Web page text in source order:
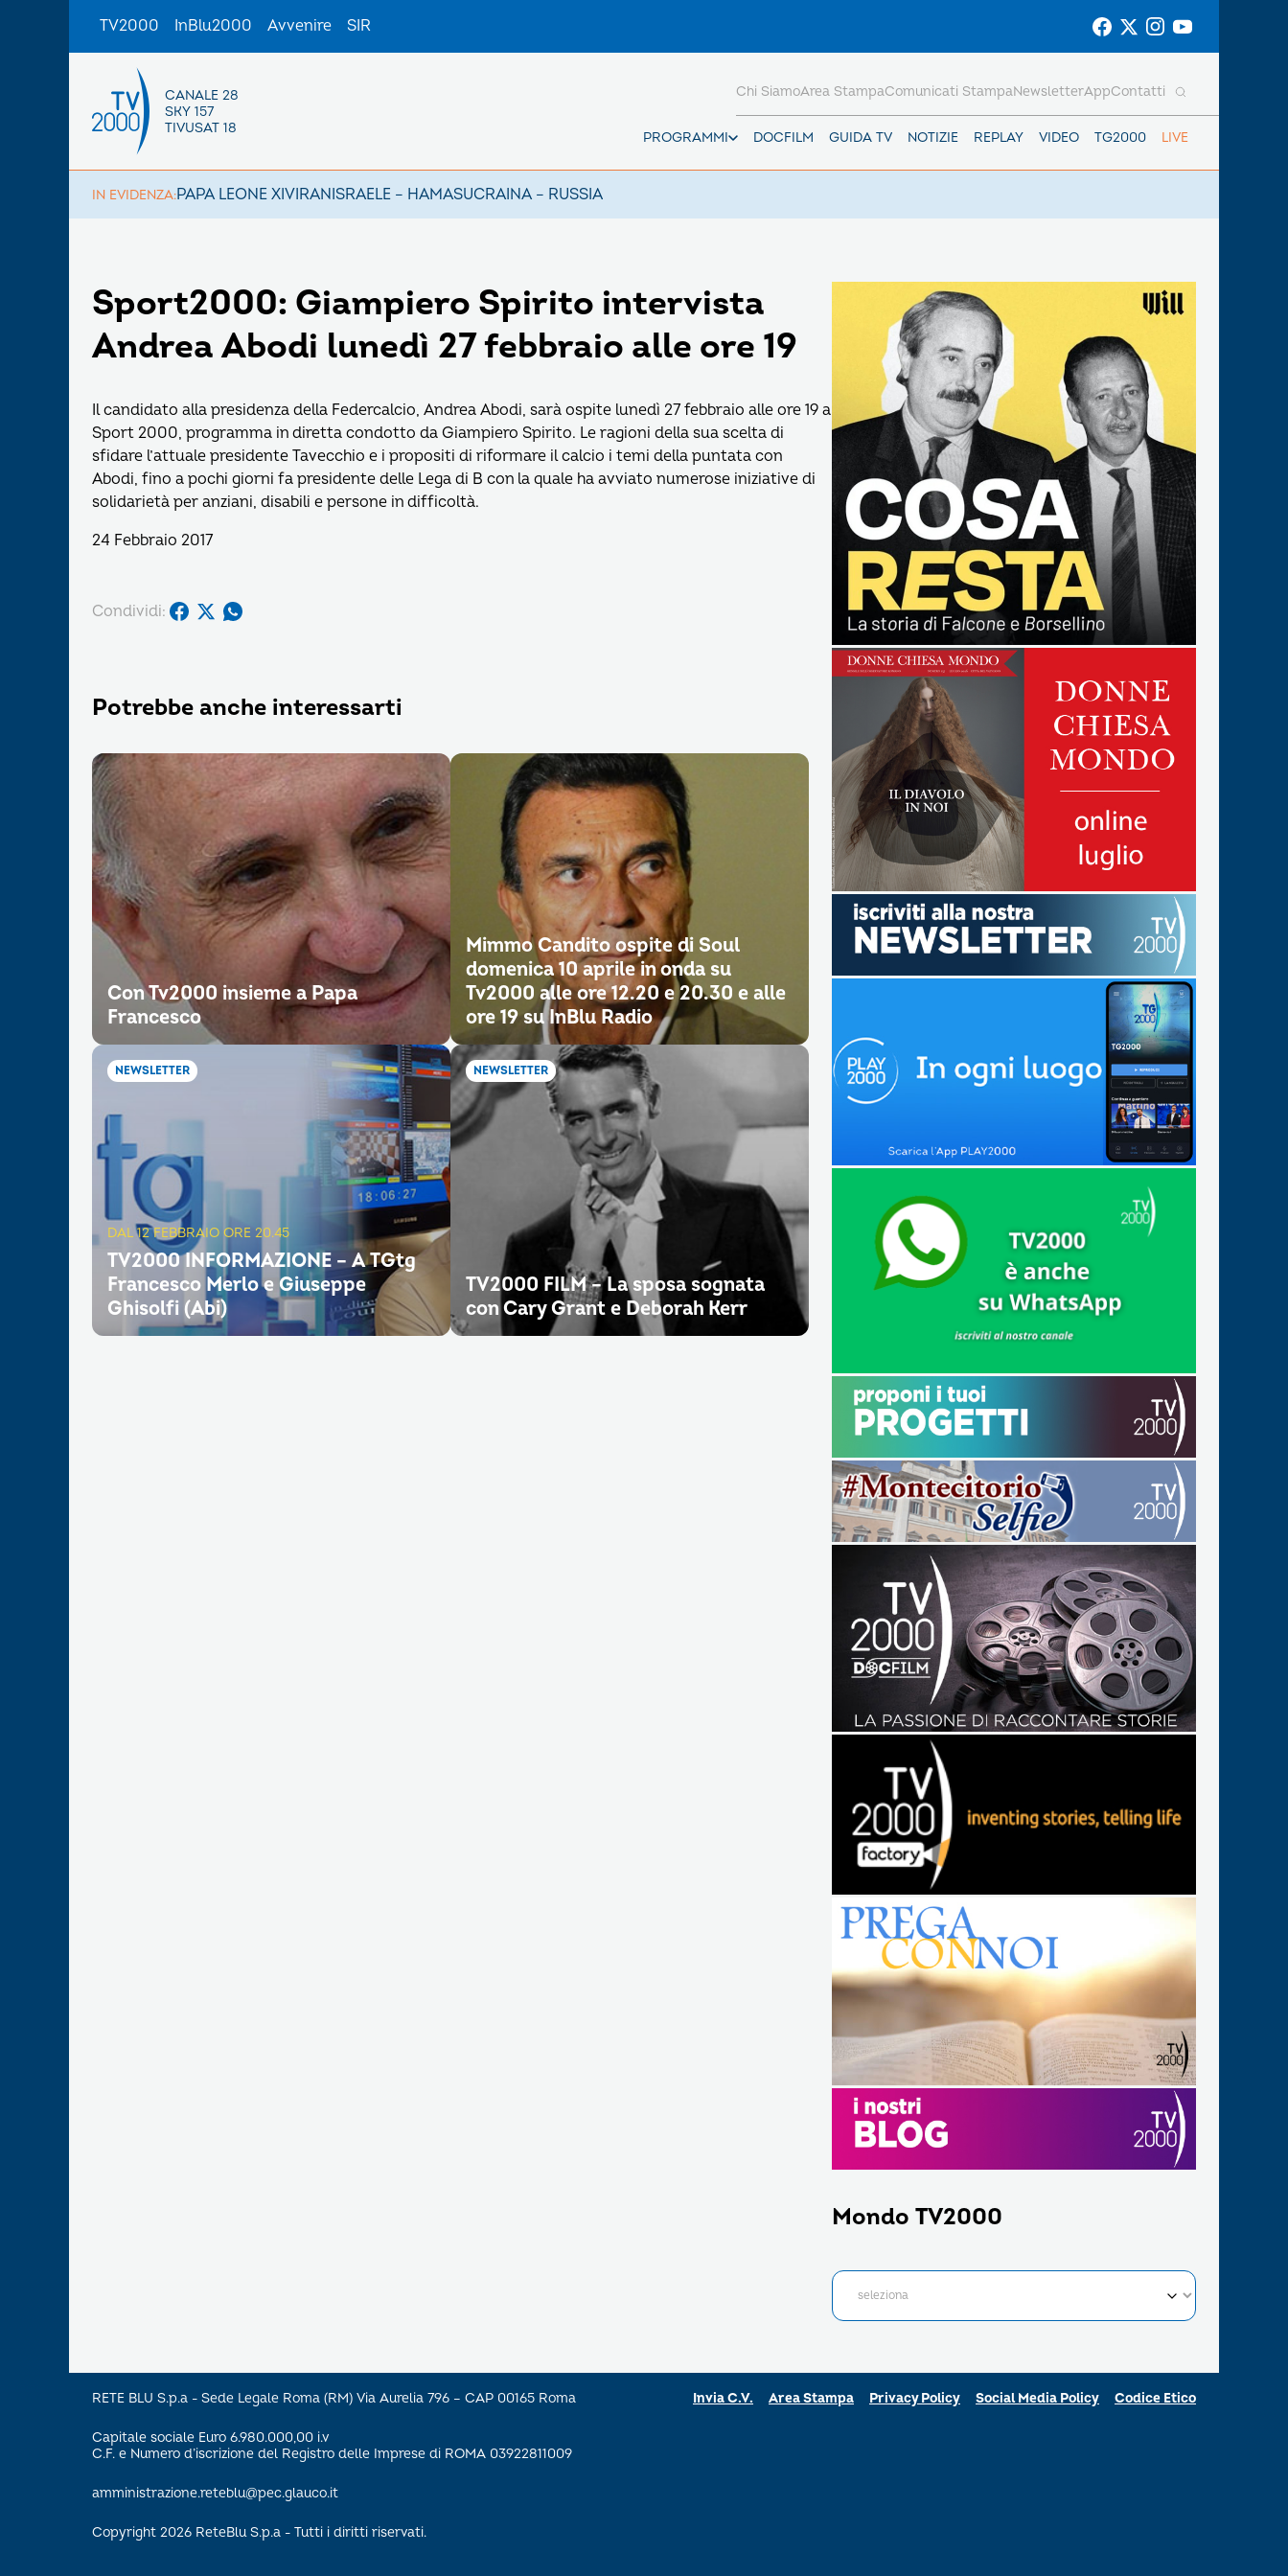
TV2000 InBlu2000 Avvenire SIR
CANALE 28
SKY 157
TIVUSAT 18
PROGRAMMI DOCFILM GUIDA TV NOTIZIE REPLAY VIDEO TG2000 LIVE
Chi SiamoArea StampaComunicati StampaNewsletterAppContatti
IN EVIDENZA:PAPA LEONE XIVIRANISRAELE – HAMASUCRAINA – RUSSIA
Sport2000: Giampiero Spirito intervista
Andrea Abodi lunedì 27 febbraio alle ore 19
Il candidato alla presidenza della Federcalcio, Andrea Abodi, sarà ospite lunedì 27 febbraio alle ore 19 a
Sport 2000, programma in diretta condotto da Giampiero Spirito. Le ragioni della sua scelta di
sfidare l’attuale presidente Tavecchio e i propositi di riformare il calcio i temi della puntata con
Abodi, fino a pochi giorni fa presidente delle Lega di B con la quale ha avviato numerose iniziative di
solidarietà per anziani, disabili e persone in difficoltà.
24 Febbraio 2017
Condividi:
Potrebbe anche interessarti
Con Tv2000 insieme a Papa
Francesco
Mimmo Candito ospite di Soul
domenica 10 aprile in onda su
Tv2000 alle ore 12.20 e 20.30 e alle
ore 19 su InBlu Radio
NEWSLETTER
DAL 12 FEBBRAIO ORE 20.45
TV2000 INFORMAZIONE – A TGtg
Francesco Merlo e Giuseppe
Ghisolfi (Abi)
NEWSLETTER
TV2000 FILM – La sposa sognata
con Cary Grant e Deborah Kerr
Mondo TV2000
RETE BLU S.p.a - Sede Legale Roma (RM) Via Aurelia 796 – CAP 00165 Roma
Capitale sociale Euro 6.980.000,00 i.v
C.F. e Numero d’iscrizione del Registro delle Imprese di ROMA 03922811009
amministrazione.reteblu@pec.glauco.it
Copyright 2026 ReteBlu S.p.a - Tutti i diritti riservati.
Invia C.V. Area Stampa Privacy Policy Social Media Policy Codice Etico